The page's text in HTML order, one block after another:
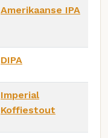
Amerikaanse IPA
DIPA
Imperial
Koffiestout